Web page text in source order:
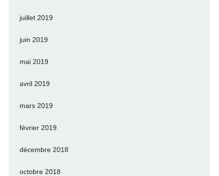
juillet 2019
juin 2019
mai 2019
avril 2019
mars 2019
février 2019
décembre 2018
octobre 2018